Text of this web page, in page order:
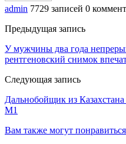
admin 7729 записей 0
Предыдущая запись
У мужчины два года
рентгеновский снимок
Следующая запись
Дальнобойщик из
М1
Вам также могут понравиться